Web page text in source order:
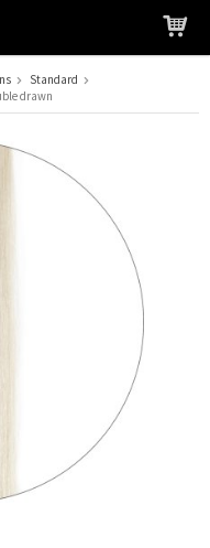
gelegt
Standard
drawn